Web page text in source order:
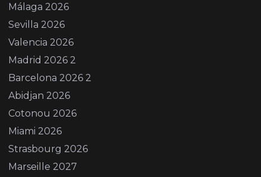
Málaga 2026
Sevilla 2026
Valencia 2026
Madrid 2026 2
Barcelona 2026 2
Abidjan 2026
Cotonou 2026
Miami 2026
Strasbourg 2026
Marseille 2027